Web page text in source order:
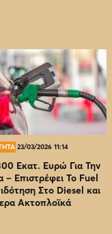
23/03/2026 11:14
Εκατ. Ευρώ Για Την
– Επιστρέφει Το Fuel
Στο Diesel και
Ακτοπλοϊκά